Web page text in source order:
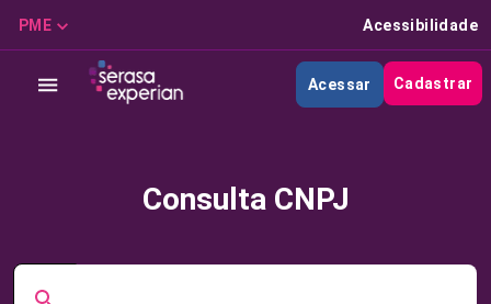
PME Acessibilidade
Acessar Cadastrar
Consulta CNPJ